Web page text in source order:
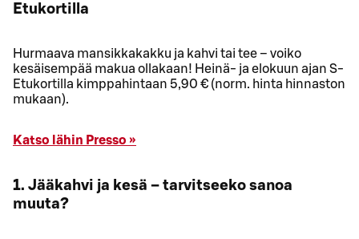
Etukortilla
Hurmaava mansikkakakku ja kahvi tai tee – voiko
kesäisempää makua ollakaan! Heinä- ja elokuun ajan S-
Etukortilla kimppahintaan 5,90 € (norm. hinta hinnaston
mukaan).
Katso lähin Presso »
1. Jääkahvi ja kesä – tarvitseeko sanoa
muuta?